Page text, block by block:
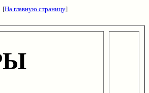
[На главную страницу]